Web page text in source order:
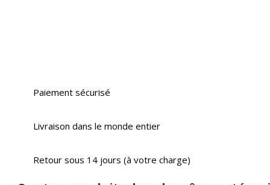
Paiement sécurisé
Livraison dans le monde entier
Retour sous 14 jours (à votre charge)